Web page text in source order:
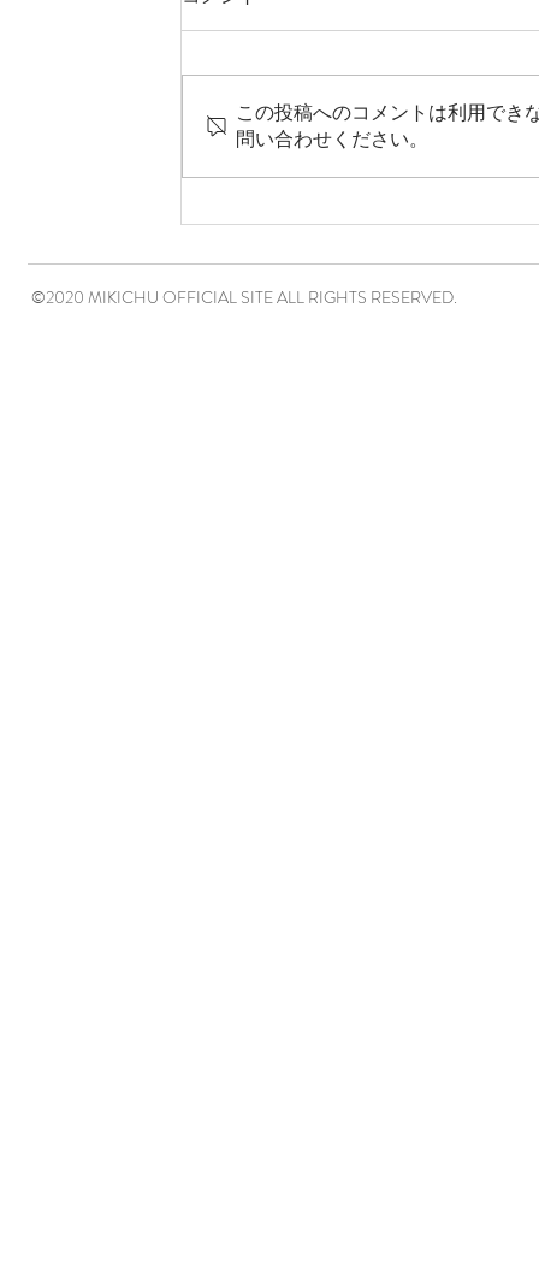
この投稿へのコメントは利用でき
問い合わせください。
©2020 MIKICHU OFFICIAL SITE ALL RIGHTS RESERVED.